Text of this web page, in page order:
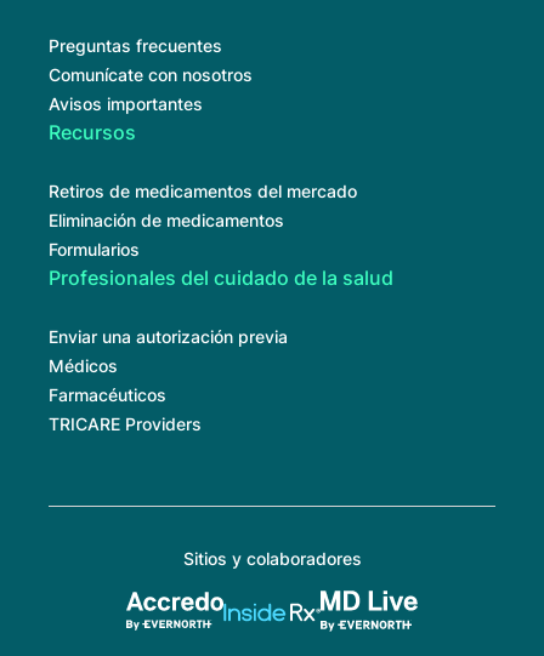
Preguntas frecuentes
Comunícate con nosotros
Avisos importantes
Recursos
Retiros de medicamentos del mercado
Eliminación de medicamentos
Formularios
Profesionales del cuidado de la salud
Enviar una autorización previa
Médicos
Farmacéuticos
TRICARE Providers
Sitios y colaboradores